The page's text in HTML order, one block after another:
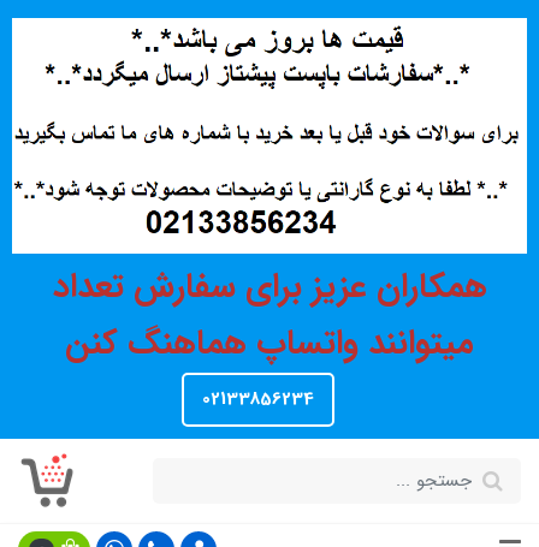
همکاران عزیز برای سفارش تعداد
میتوانند واتساپ هماهنگ کنن
02133856234